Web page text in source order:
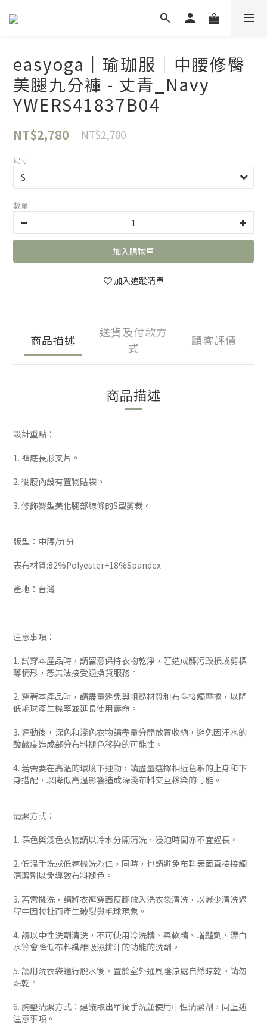
easyoga｜瑜珈服｜中腰修臀
美腿九分褲 - 丈青_Navy
YWERS41837B04
NT$2,780 NT$2,780
尺寸
數量
加入購物車
加入追蹤清單
商品描述
送貨及付款方
式
顧客評價
商品描述
設計重點：
1. 褲底長形叉片。
2. 後腰內設有置物貼袋。
3. 修飾臀型美化腿部線條的S型剪裁。
版型：中腰/九分
表布材質:82%Polyester+18%Spandex
產地：台灣
注意事項：
1. 試穿本產品時，請留意保持衣物乾淨，若造成髒污毀損或剪標
等情形，恕無法接受退換貨服務。
2. 穿著本產品時，請盡量避免與粗糙材質和布料接觸摩擦，以降
低毛球產生機率並延長使用壽命。
3. 運動後，深色和淺色衣物請盡量分開放置收納，避免因汗水的
酸鹼度造成部分布料褪色移染的可能性。
4. 若需要在高溫的環境下運動，請盡量選擇相近色系的上身和下
身搭配，以降低高溫影響造成深淺布料交互移染的可能。
清潔方式：
1. 深色與淺色衣物請以冷水分開清洗，浸泡時間亦不宜過長。
2. 低溫手洗或低速機洗為佳，同時，也請避免布料表面直接接觸
清潔劑以免導致布料褪色。
3. 若需機洗，請將衣褲穿面反翻放入洗衣袋清洗，以減少清洗過
程中因拉扯而產生破裂與毛球現象。
4. 請以中性洗劑清洗，不可使用冷洗精、柔軟精、增豔劑、漂白
水等會降低布料纖維吸濕排汗的功能的洗劑。
5. 請用洗衣袋進行脫水後，置於室外通風陰涼處自然晾乾。請勿
烘乾。
6. 胸墊清潔方式：建議取出單獨手洗並使用中性清潔劑，同上述
注意事項。